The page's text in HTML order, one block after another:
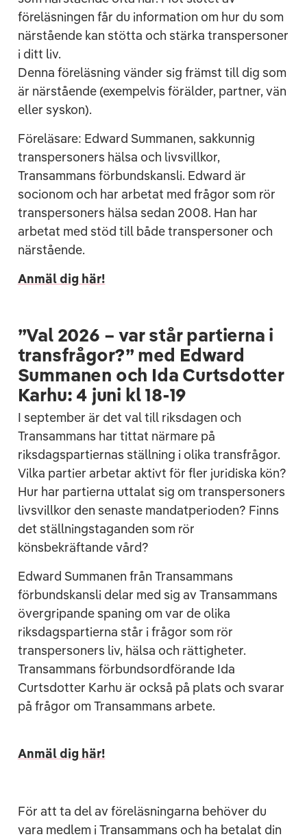
föreläsningen får du information om hur du som
närstående kan stötta och stärka transpersoner
i ditt liv.
Denna föreläsning vänder sig främst till dig som
är närstående (exempelvis förälder, partner, vän
eller syskon).
Föreläsare: Edward Summanen, sakkunnig
transpersoners hälsa och livsvillkor,
Transammans förbundskansli. Edward är
socionom och har arbetat med frågor som rör
transpersoners hälsa sedan 2008. Han har
arbetat med stöd till både transpersoner och
närstående.
Anmäl dig här!
”Val 2026 – var står partierna i
transfrågor?” med Edward
Summanen och Ida Curtsdotter
Karhu: 4 juni kl 18-19
I september är det val till riksdagen och
Transammans har tittat närmare på
riksdagspartiernas ställning i olika transfrågor.
Vilka partier arbetar aktivt för fler juridiska kön?
Hur har partierna uttalat sig om transpersoners
livsvillkor den senaste mandatperioden? Finns
det ställningstaganden som rör
könsbekräftande vård?
Edward Summanen från Transammans
förbundskansli delar med sig av Transammans
övergripande spaning om var de olika
riksdagspartierna står i frågor som rör
transpersoners liv, hälsa och rättigheter.
Transammans förbundsordförande Ida
Curtsdotter Karhu är också på plats och svarar
på frågor om Transammans arbete.
Anmäl dig här!
För att ta del av föreläsningarna behöver du
vara medlem i Transammans och ha betalat din